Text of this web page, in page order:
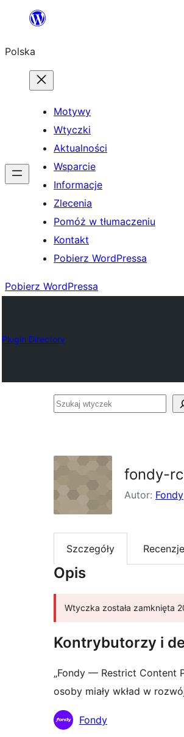
Przejdź
treści
Polska
Motywy
Wtyczki
Aktualności
Wsparcie
Informacje
Zlecenia
Pomóż w tłumaczeniu
Kontakt
Pobierz WordPressa
Pobierz WordPressa
Plugin Directory
Szukaj
fondy-
Autor: Fondy
Szczegóły Recenzje
Opis
Wtyczka została zamknięta
Kontrybutorzy i
„Fondy — Restrict Content
osoby miały wkład w
Zaangażowani
Fondy